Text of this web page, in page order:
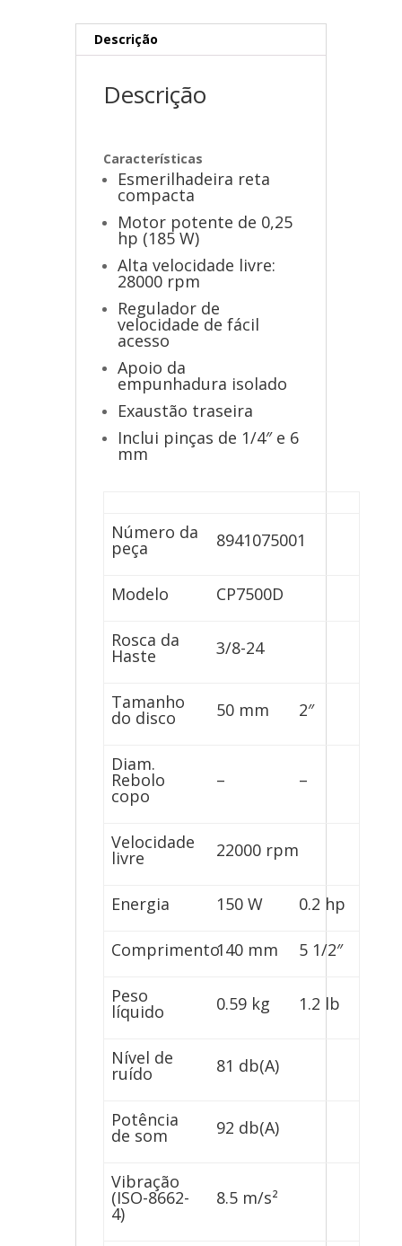
Descrição
Descrição
Características
Esmerilhadeira reta
compacta
Motor potente de 0,25
hp (185 W)
Alta velocidade livre:
28000 rpm
Regulador de
velocidade de fácil
acesso
Apoio da
empunhadura isolado
Exaustão traseira
Inclui pinças de 1/4″ e 6
mm
Número da
peça 8941075001
Modelo CP7500D
Rosca da
Haste 3/8-24
Tamanho
do disco 50 mm 2″
Diam.
Rebolo
copo
– –
Velocidade
livre 22000 rpm
Energia 150 W 0.2 hp
Comprimento140 mm 5 1/2″
Peso
líquido 0.59 kg 1.2 lb
Nível de
ruído 81 db(A)
Potência
de som 92 db(A)
Vibração
(ISO-8662-
4)
8.5 m/s²